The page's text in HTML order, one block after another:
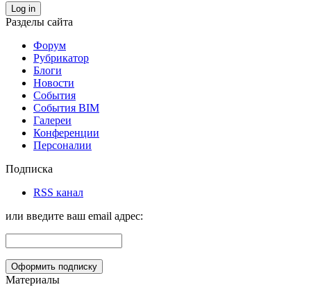
Log in
Разделы сайта
Форум
Рубрикатор
Блоги
Новости
События
События BIM
Галереи
Конференции
Персоналии
Подписка
RSS канал
или введите ваш email адрес:
Материалы